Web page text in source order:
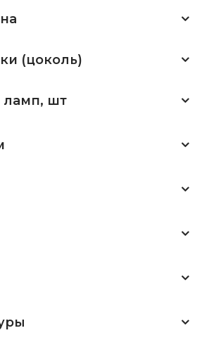
(цоколь)
ламп, шт